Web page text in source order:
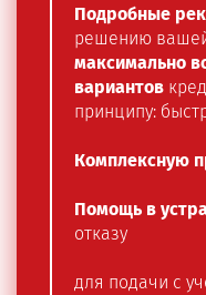
Подробные
решению
максимально
вариантов
принципу:
Комплексную
Помощь в
отказу
для подачи с